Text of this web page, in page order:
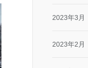
2023年3月
2023年2月